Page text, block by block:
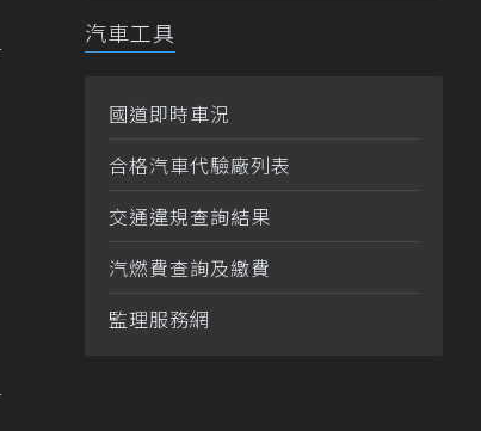
汽車工具
國道即時車況
合格汽車代驗廠列表
交通違規查詢結果
汽燃費查詢及繳費
監理服務網